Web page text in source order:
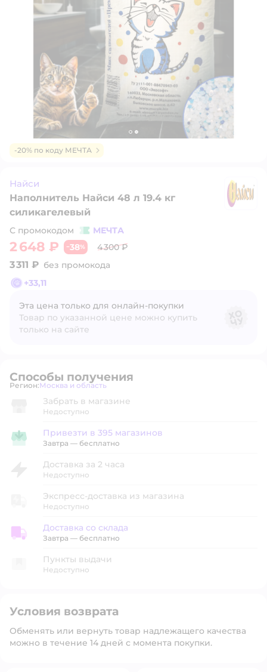
-20% по коду МЕЧТА
Найси
Наполнитель Найси 48 л 19.4 кг
силикагелевый
С промокодом МЕЧТА
2 648 ₽ −38% 4 300 ₽
3 311 ₽ без промокода
+33,11
Эта цена только для онлайн‑покупки
Товар по указанной цене можно купить
только на сайте
Способы получения
Регион: Выбор адреса доставки.
Москва и область
Забрать в магазине
Недоступно
Привезти в магазин
Привезти в 395 магазинов
Завтра — бесплатно
Доставка за 2 часа
Недоступно
Экспресс-доставка из магазина
Недоступно
Доставка со склада
Доставка со склада
Завтра — бесплатно
Пункты выдачи
Недоступно
Условия возврата
Обменять или вернуть товар надлежащего качества
можно в течение 14 дней с момента покупки.